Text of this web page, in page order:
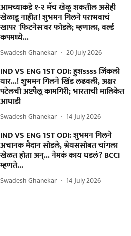
आमच्याकडे १-२ मॅच खेळू शकतील असेही
खेळाडू नाहीत! शुभमन गिलने पराभवाचं
खापर 'फिटनेस'वर फोडले; म्हणाला, वर्ल्ड
कपमध्ये...
Swadesh Ghanekar 20 July 2026
IND VS ENG 1ST ODI: हुशssss जिंकलो
यार...! शुभमन गिलने खिंड लढवली, अक्षर
पटेलची अष्टपैलू कामगिरी; भारताची मालिकेत
आघाडी
Swadesh Ghanekar 14 July 2026
IND VS ENG 1ST ODI: शुभमन गिलने
अचानक मैदान सोडले, श्रेयससोबत चांगला
खेळत होता अन्... नेमकं काय घडलं? BCCI
म्हणते...
Swadesh Ghanekar 14 July 2026